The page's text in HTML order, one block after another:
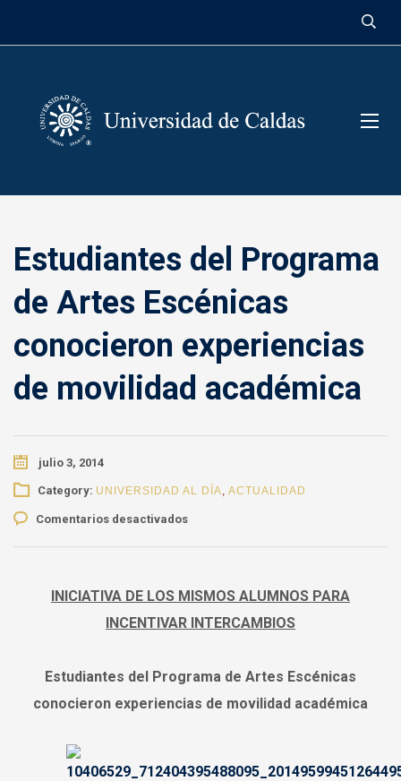
Estudiantes del Programa
de Artes Escénicas
conocieron experiencias
de movilidad académica
julio 3, 2014
Category: UNIVERSIDAD AL DÍA, ACTUALIDAD
Comentarios desactivadosen
de
Escénicas
experiencias
movilidad
INICIATIVA DE LOS MISMOS ALUMNOS PARA
INCENTIVAR INTERCAMBIOS
Estudiantes del Programa de Artes Escénicas
conocieron experiencias de movilidad académica